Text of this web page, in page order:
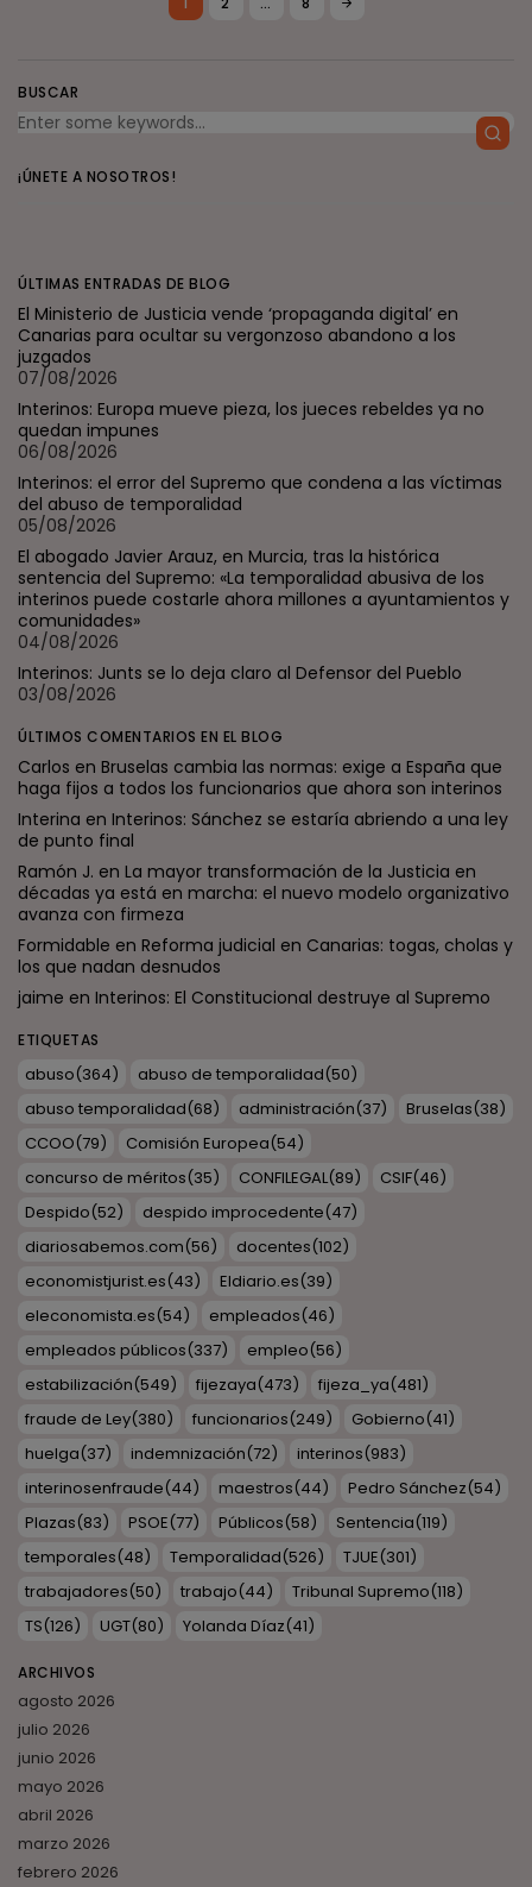
BUSCAR
¡ÚNETE A NOSOTROS!
ÚLTIMAS ENTRADAS DE BLOG
El Ministerio de Justicia vende ‘propaganda digital’ en
Canarias para ocultar su vergonzoso abandono a los
juzgados
07/08/2026
Interinos: Europa mueve pieza, los jueces rebeldes ya no
quedan impunes
06/08/2026
Interinos: el error del Supremo que condena a las víctimas
del abuso de temporalidad
05/08/2026
El abogado Javier Arauz, en Murcia, tras la histórica
sentencia del Supremo: «La temporalidad abusiva de los
interinos puede costarle ahora millones a ayuntamientos y
comunidades»
04/08/2026
Interinos: Junts se lo deja claro al Defensor del Pueblo
03/08/2026
ÚLTIMOS COMENTARIOS EN EL BLOG
Carlos en Bruselas cambia las normas: exige a España que
haga fijos a todos los funcionarios que ahora son interinos
Interina en Interinos: Sánchez se estaría abriendo a una ley
de punto final
Ramón J. en La mayor transformación de la Justicia en
décadas ya está en marcha: el nuevo modelo organizativo
avanza con firmeza
Formidable en Reforma judicial en Canarias: togas, cholas y
los que nadan desnudos
jaime en Interinos: El Constitucional destruye al Supremo
ETIQUETAS
abuso(364) abuso de temporalidad(50)
abuso temporalidad(68) administración(37) Bruselas(38)
CCOO(79) Comisión Europea(54)
concurso de méritos(35) CONFILEGAL(89) CSIF(46)
Despido(52) despido improcedente(47)
diariosabemos.com(56) docentes(102)
economistjurist.es(43) Eldiario.es(39)
eleconomista.es(54) empleados(46)
empleados públicos(337) empleo(56)
estabilización(549) fijezaya(473) fijeza_ya(481)
fraude de Ley(380) funcionarios(249) Gobierno(41)
huelga(37) indemnización(72) interinos(983)
interinosenfraude(44) maestros(44) Pedro Sánchez(54)
Plazas(83) PSOE(77) Públicos(58) Sentencia(119)
temporales(48) Temporalidad(526) TJUE(301)
trabajadores(50) trabajo(44) Tribunal Supremo(118)
TS(126) UGT(80) Yolanda Díaz(41)
ARCHIVOS
agosto 2026
julio 2026
junio 2026
mayo 2026
abril 2026
marzo 2026
febrero 2026